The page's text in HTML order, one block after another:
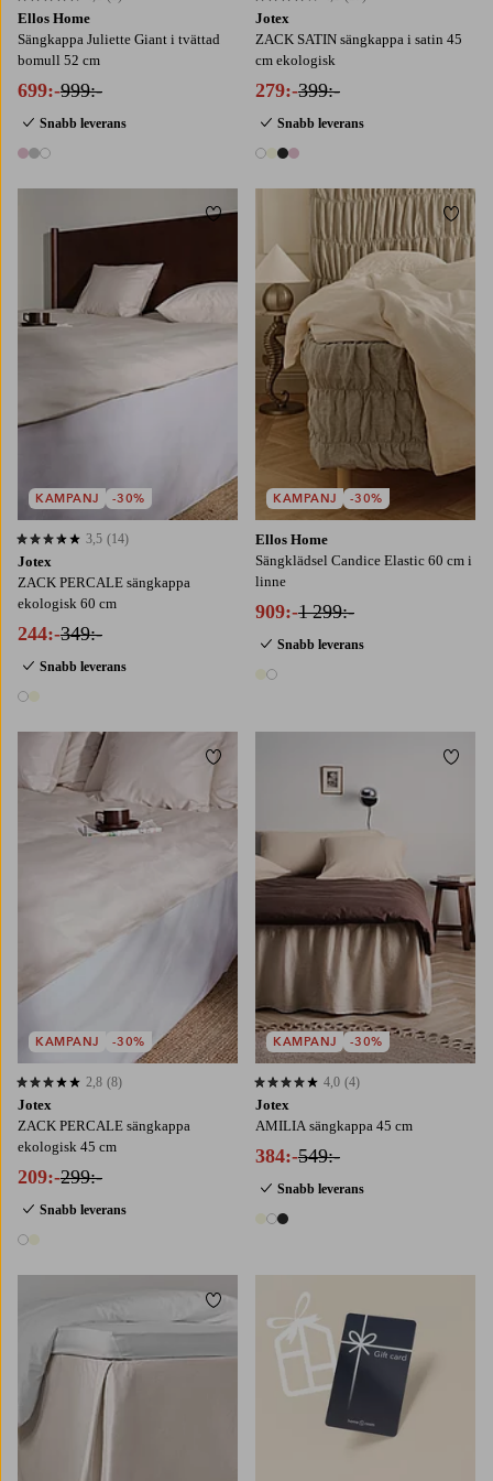
Ellos Home
Sängkappa Juliette Giant i tvättad
bomull 52 cm
699:-999:-
Snabb leverans
3 färger
Jotex
ZACK SATIN sängkappa i satin 45
cm ekologisk
279:-399:-
Snabb leverans
4 färger
Jotex
ZACK PERCALE sängkappa
ekologisk 60 cm
244:-349:-
Snabb leverans
2 färger
3,5 baserat på 14 st betyg
3,5 (14)
KAMPANJ -30%
Lägg till i favoriter
Ellos Home
Sängklädsel Candice Elastic 60 cm i
linne
909:-1 299:-
Snabb leverans
2 färger
KAMPANJ -30%
90X200 120X200 140X200
160X200
180X200
Jotex
ZACK PERCALE sängkappa
ekologisk 45 cm
209:-299:-
Snabb leverans
2 färger
2,8 baserat på 8 st betyg
2,8 (8)
KAMPANJ -30%
Lägg till i favoriter
120X200 140X200 160X200
Jotex
AMILIA sängkappa 45 cm
384:-549:-
Snabb leverans
3 färger
4,0 baserat på 4 st betyg
4,0 (4)
KAMPANJ -30%
140X200
Lägg till i favoriter
90X200
180X200